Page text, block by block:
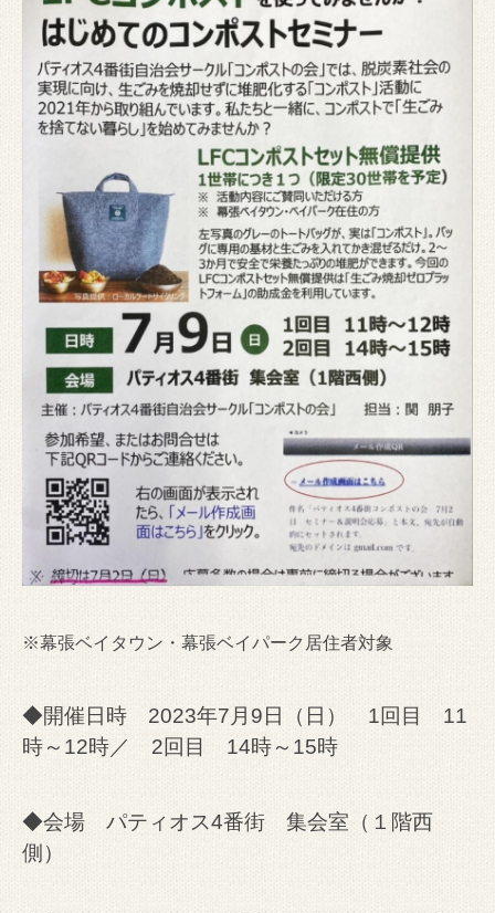
※幕張ベイタウン・幕張ベイパーク居住者対象
◆開催日時 2023年7月9日（日） 1回目 11
時～12時／ 2回目 14時～15時
◆会場 パティオス4番街 集会室（１階西
側）